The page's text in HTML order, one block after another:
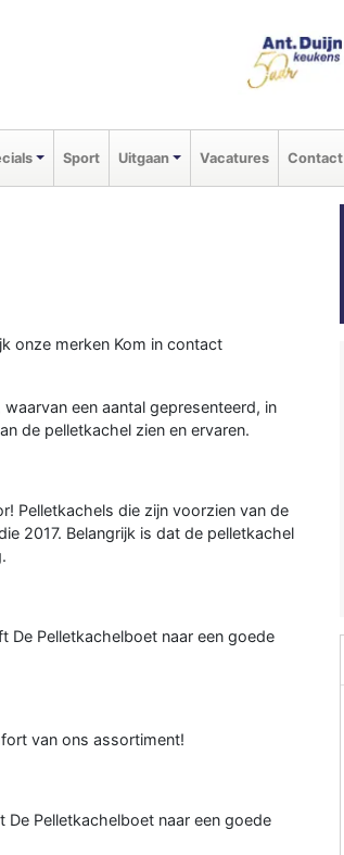
Sport Uitgaan Vacatures Contact
onze merken Kom in contact
een aantal gepresenteerd, in
de pelletkachel zien en ervaren.
Pelletkachels die zijn voorzien van de
2017. Belangrijk is dat de pelletkachel
De Pelletkachelboet naar een goede
van ons assortiment!
Pelletkachelboet naar een goede